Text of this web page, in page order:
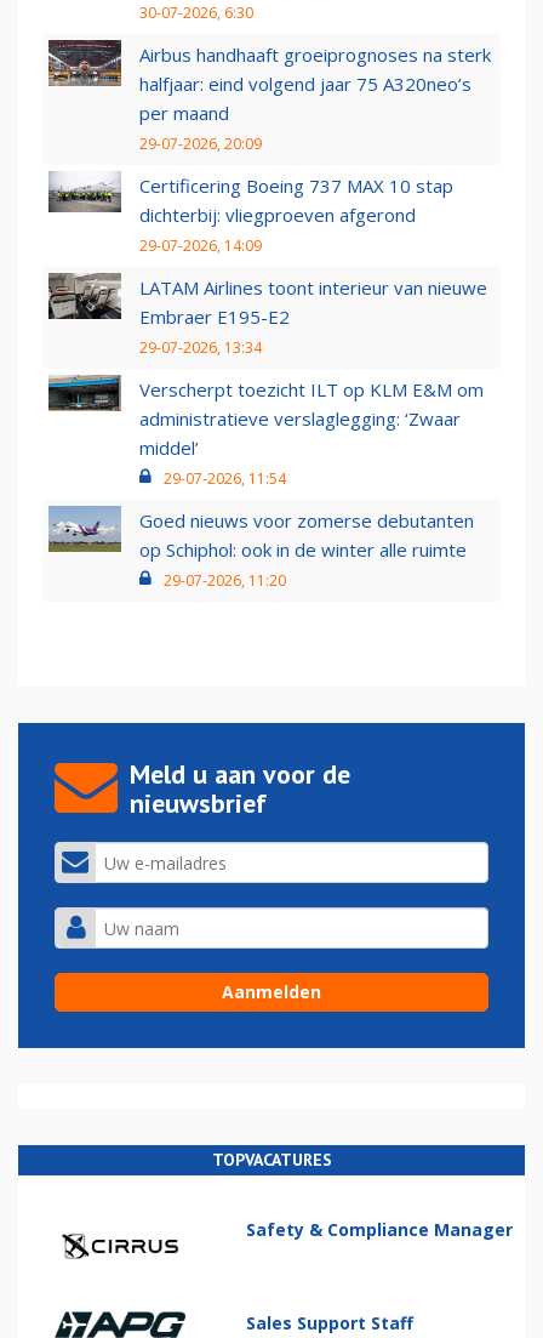
30-07-2026, 6:30
Airbus handhaaft groeiprognoses na sterk
halfjaar: eind volgend jaar 75 A320neo’s
per maand
29-07-2026, 20:09
Certificering Boeing 737 MAX 10 stap
dichterbij: vliegproeven afgerond
29-07-2026, 14:09
LATAM Airlines toont interieur van nieuwe
Embraer E195-E2
29-07-2026, 13:34
Verscherpt toezicht ILT op KLM E&M om
administratieve verslaglegging: ‘Zwaar
middel’
29-07-2026, 11:54
Goed nieuws voor zomerse debutanten
op Schiphol: ook in de winter alle ruimte
29-07-2026, 11:20
Meld u aan voor de
nieuwsbrief
TOPVACATURES
Safety & Compliance Manager
Sales Support Staff